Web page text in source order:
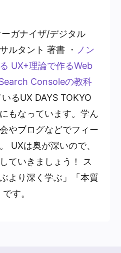
ガナイザ/デジタル
ルタント 著書 ・ ノン
UX+理論で作るWeb
Consoleの教科
るUX DAYS TOKYO
もなっています。学ん
やブログなどでフィー
UXは奥が深いので、
ていきましょう！ ス
より深く学ぶ」「本質
す。